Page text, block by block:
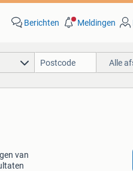
Berichten Meldingen
Alle
van